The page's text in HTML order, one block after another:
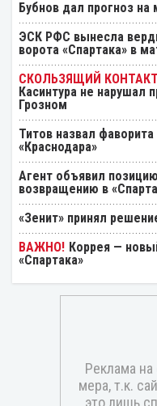
Бубнов дал прогноз
ЭСК РФС вынесла
ворота «Спартака» в
Касинтура не нарушал
Грозном
Титов назвал
«Краснодара»
Агент объявил
возвращению в
«Зенит» принял
Коррея —
«Спартака»